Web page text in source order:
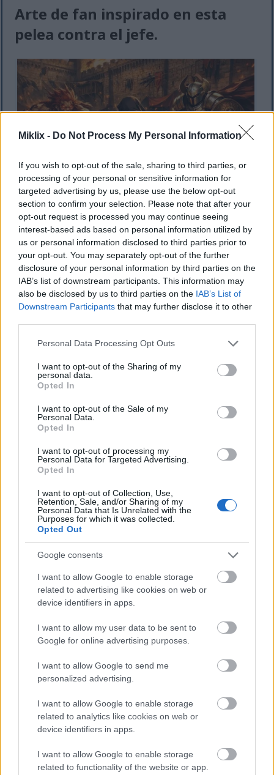
Miklix - Do Not Process My Personal Information
If you wish to opt-out of the sale, sharing to third parties, or
processing of your personal or sensitive information for
targeted advertising by us, please use the below opt-out
section to confirm your selection. Please note that after your
opt-out request is processed you may continue seeing
interest-based ads based on personal information utilized by
us or personal information disclosed to third parties prior to
your opt-out. You may separately opt-out of the further
disclosure of your personal information by third parties on the
IAB’s list of downstream participants. This information may
also be disclosed by us to third parties on the IAB’s List of
Downstream Participants that may further disclose it to other
Please note that this website/app uses one or more Google
not limited to your visit or usage behaviour. You may click to
grant or deny consent to Google and its third-party tags to
use your data for below specified purposes in below Google
consent section.
Personal Data Processing Opt Outs
I want to opt-out of the Sharing of my
personal data.
Opted In
I want to opt-out of the Sale of my
Personal Data.
Opted In
I want to opt-out of processing my
Personal Data for Targeted Advertising.
Opted In
I want to opt-out of Collection, Use,
Retention, Sale, and/or Sharing of my
Personal Data that Is Unrelated with the
Purposes for which it was collected.
Opted Out
Google consents
I want to allow Google to enable storage
related to advertising like cookies on web or
device identifiers in apps.
I want to allow my user data to be sent to
Google for online advertising purposes.
I want to allow Google to send me
personalized advertising.
I want to allow Google to enable storage
related to analytics like cookies on web or
device identifiers in apps.
I want to allow Google to enable storage
related to functionality of the website or app.
Arte de fan inspirado en esta
pelea contra el jefe.
Ilustración de estilo anime de la armadura del Cuchillo
Deslucido en Negro enfrentándose al Guerrero Ilegible
y a un Caballero del Crisol con espada y escudo en el
patio en llamas del Castillo Melena Roja.
Haga clic o toque la imagen para obtener más
información y resoluciones más altas.
Imagen de estilo anime del Deslucido visto desde atrás
a la izquierda, frente al Guerrero Ilegible y un
Caballero del Crisol con espada y escudo en el patio
en ruinas del Castillo Melena Roja.
Haga clic o toque la imagen para obtener más
información y resoluciones más altas.
Arte de fan estilo anime del Tarnished luchando contra
Castillo Melena Roja.
Haga clic o toque la imagen para obtener más